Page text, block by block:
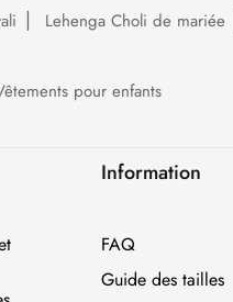
Lehenga Choli de mariée
pour enfants
Information
FAQ
Guide des tailles